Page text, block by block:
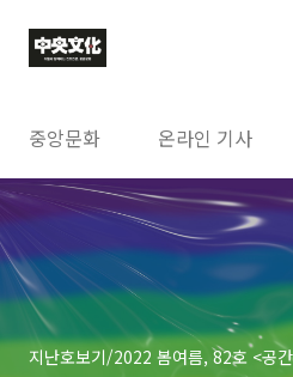
중앙문화 온라인 기사
지난호보기/2022 봄여름, 82호 <공